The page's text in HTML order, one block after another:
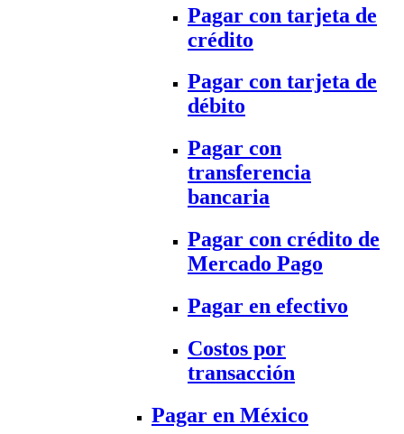
Pagar con tarjeta de
crédito
Pagar con tarjeta de
débito
Pagar con
transferencia
bancaria
Pagar con crédito de
Mercado Pago
Pagar en efectivo
Costos por
transacción
Pagar en México